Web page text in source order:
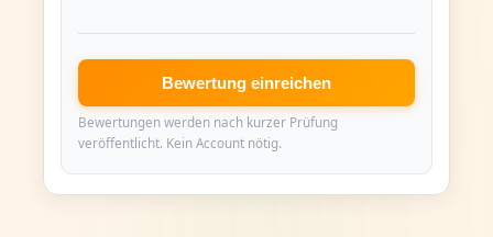
Bewertung einreichen
Bewertungen werden nach kurzer Prüfung
veröffentlicht. Kein Account nötig.